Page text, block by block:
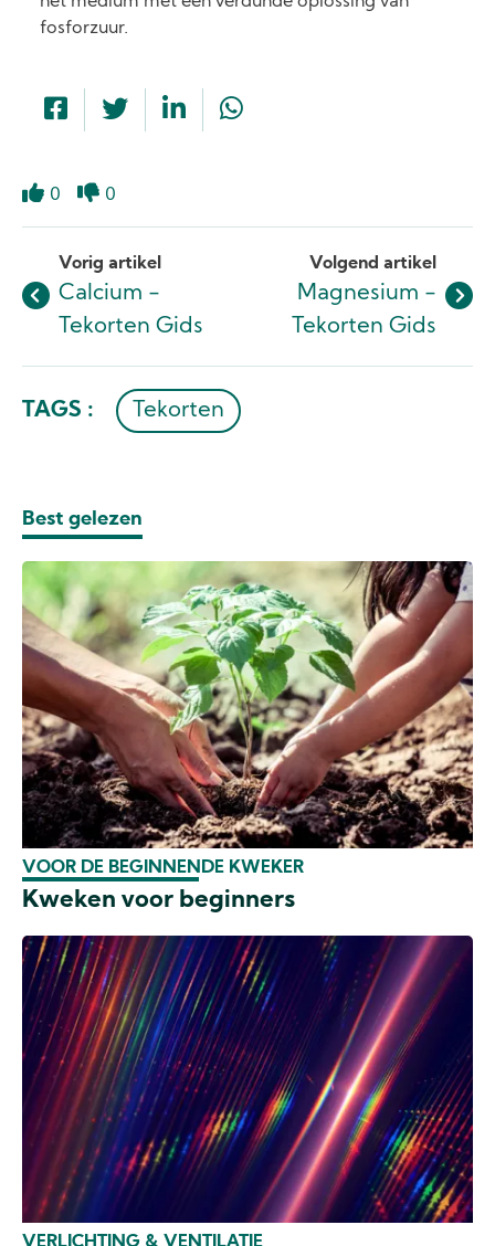
fosforzuur.
0 0
Vorig artikel
Calcium -
Tekorten Gids
Volgend artikel
Magnesium -
Tekorten Gids
TAGS : Tekorten
Best gelezen
VOOR DE BEGINNENDE KWEKER
Kweken voor beginners